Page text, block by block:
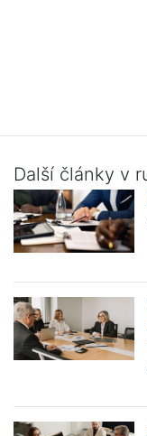
Další články v